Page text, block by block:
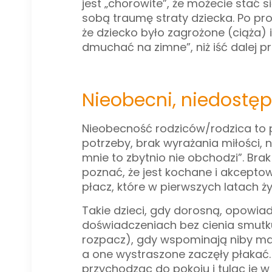
jest „chorowite”, że możecie stać
sobą traumę straty dziecka. Po
że dziecko było zagrożone
dmuchać na zimne”, niż iść dalej
Nieobecni,
Nieobecność rodziców/rodzica to
potrzeby, brak wyrażania miłości,
mnie to zbytnio nie obchodzi”.
poznać, że jest kochane i
płacz, które w pierwszych latach
Takie dzieci, gdy dorosną,
doświadczeniach bez cienia
rozpacz), gdy wspominają niby
a one wystraszone zaczęły
przychodząc do pokoju i tuląc je